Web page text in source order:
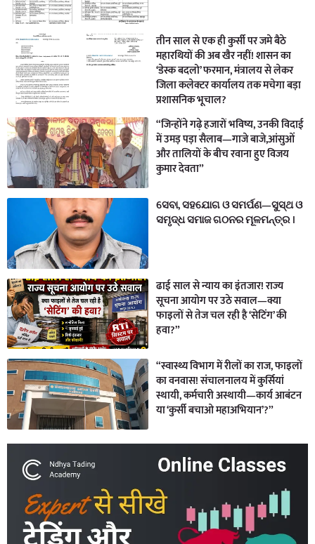
तीन साल से एक ही कुर्सी पर जमे बैठे
महारथियों की अब खैर नहीं! शासन का
‘डेस्क बदलो’ फरमान, मंत्रालय से लेकर
जिला कलेक्टर कार्यालय तक मचेगा बड़ा
प्रशासनिक भूचाल?
“जिन्होंने गढ़े हजारों भविष्य, उनकी विदाई
में उमड़ पड़ा सैलाब—गाजे बाजे,आंसुओं
और तालियों के बीच रवाना हुए विजय
कुमार देवता”
ସେବା, ସହଯୋଗ ଓ ସମର୍ପଣ—ସୁସ୍ଥ ଓ
ସମୃଦ୍ଧ ସମାଜ ଗଠନର ମୂଳମନ୍ତ୍ର ।
ढाई साल से न्याय का इंतजार! राज्य
सूचना आयोग पर उठे सवाल—क्या
फाइलों से तेज चल रही है ‘सेटिंग’ की
हवा?”
“स्वास्थ्य विभाग में रीलों का राज, फाइलों
का वनवास! संचालनालय में कुर्सियां
स्थायी, कर्मचारी अस्थायी—कार्य आबंटन
या ‘कुर्सी बचाओ महाअभियान’?”